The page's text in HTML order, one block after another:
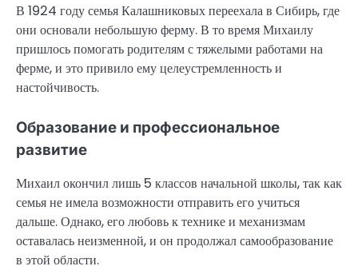
В 1924 году семья Калашниковых переехала в Сибирь, где
они основали небольшую ферму. В то время Михаилу
пришлось помогать родителям с тяжелыми работами на
ферме, и это привило ему целеустремленность и
настойчивость.
Образование и профессиональное
развитие
Михаил окончил лишь 5 классов начальной школы, так как
семья не имела возможности отправить его учиться
дальше. Однако, его любовь к технике и механизмам
оставалась неизменной, и он продолжал самообразование
в этой области.